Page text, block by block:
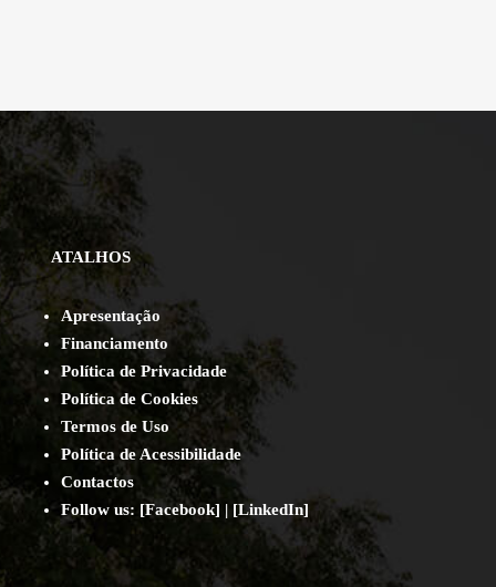
ATALHOS
Apresentação
Financiamento
Política de Privacidade
Política de Cookies
Termos de Uso
Política de Acessibilidade
Contactos
Follow us: [Facebook] | [LinkedIn]